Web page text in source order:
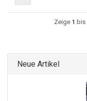
Zeige 1 bis
Neue Artikel